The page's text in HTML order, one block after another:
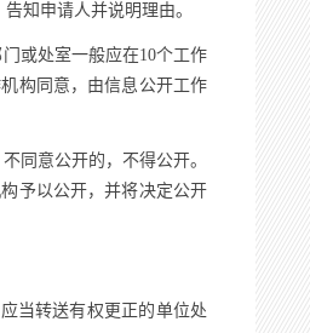
知申请人并说明理由。
或处室一般应在10个工作
构同意，由信息公开工作
同意公开的，不得公开。
予以公开，并将决定公开
当转送有权更正的单位处